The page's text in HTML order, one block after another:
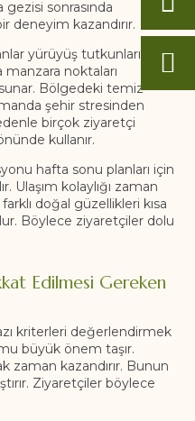
gezisi sonrasında
deneyim kazandırır.
yürüyüş tutkunlarını
noktaları
Bölgedeki temiz
şehir stresinden
birçok ziyaretçi
kullanır.
hafta sonu planları için
Ulaşım kolaylığı zaman
doğal güzellikleri kısa
Böylece ziyaretçiler dolu
Edilmesi Gereken
kriterleri değerlendirmek
büyük önem taşır.
zaman kazandırır. Bunun
Ziyaretçiler böylece